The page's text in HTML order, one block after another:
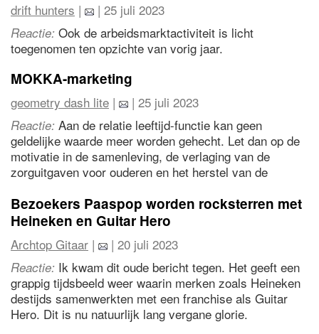
drift hunters | | 25 juli 2023
Reactie: Ook de arbeidsmarktactiviteit is licht
toegenomen ten opzichte van vorig jaar.
MOKKA-marketing
geometry dash lite | | 25 juli 2023
Reactie: Aan de relatie leeftijd-functie kan geen
geldelijke waarde meer worden gehecht. Let dan op de
motivatie in de samenleving, de verlaging van de
zorguitgaven voor ouderen en het herstel van de
Bezoekers Paaspop worden rocksterren met
Heineken en Guitar Hero
Archtop Gitaar | | 20 juli 2023
Reactie: Ik kwam dit oude bericht tegen. Het geeft een
grappig tijdsbeeld weer waarin merken zoals Heineken
destijds samenwerkten met een franchise als Guitar
Hero. Dit is nu natuurlijk lang vergane glorie.